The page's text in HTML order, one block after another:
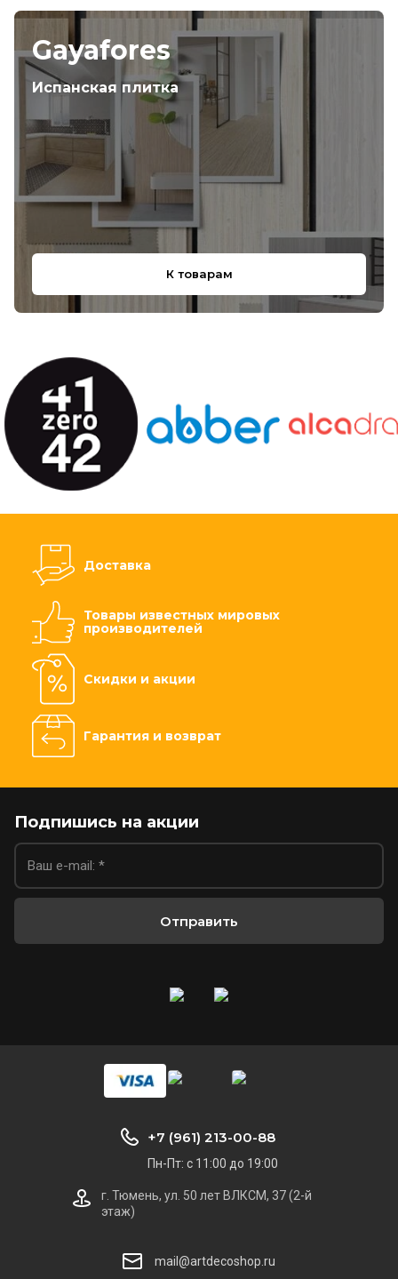
Gayafores
Испанская плитка
К товарам
Доставка
Товары известных мировых
производителей
Скидки и акции
Гарантия и возврат
Подпишись на акции
Отправить
+7 (961) 213-00-88
Пн-Пт: с 11:00 до 19:00
г. Тюмень, ул. 50 лет ВЛКСМ, 37 (2-й
этаж)
mail@artdecoshop.ru